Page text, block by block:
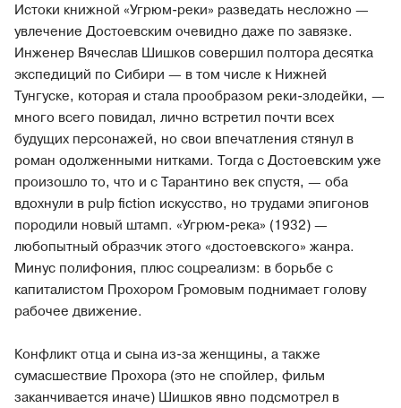
Истоки книжной «Угрюм-реки» разведать несложно —
увлечение Достоевским очевидно даже по завязке.
Инженер Вячеслав Шишков совершил полтора десятка
экспедиций по Сибири — в том числе к Нижней
Тунгуске, которая и стала прообразом реки-злодейки, —
много всего повидал, лично встретил почти всех
будущих персонажей, но свои впечатления стянул в
роман одолженными нитками. Тогда с Достоевским уже
произошло то, что и с Тарантино век спустя, — оба
вдохнули в pulp fiction искусство, но трудами эпигонов
породили новый штамп. «Угрюм-река» (1932) —
любопытный образчик этого «достоевского» жанра.
Минус полифония, плюс соцреализм: в борьбе с
капиталистом Прохором Громовым поднимает голову
рабочее движение.
Конфликт отца и сына из-за женщины, а также
сумасшествие Прохора (это не спойлер, фильм
заканчивается иначе) Шишков явно подсмотрел в